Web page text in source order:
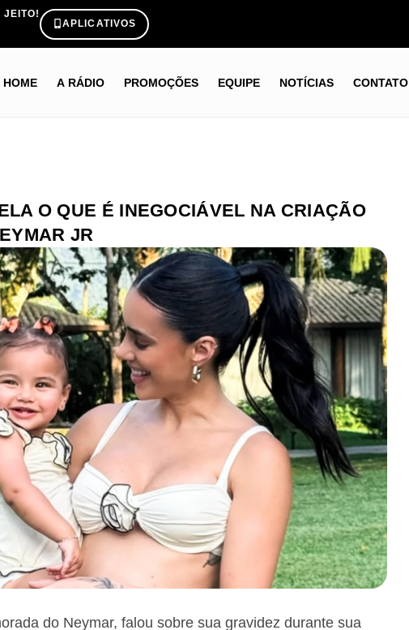
JEITO!
APLICATIVOS
HOME A RÁDIO PROMOÇÕES EQUIPE NOTÍCIAS CONTATO
O QUE É INEGOCIÁVEL NA CRIAÇÃO
JR
do Neymar, falou sobre sua gravidez durante sua